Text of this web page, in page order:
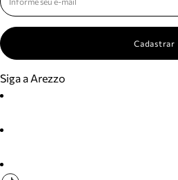
Cadastrar
Siga a Arezzo